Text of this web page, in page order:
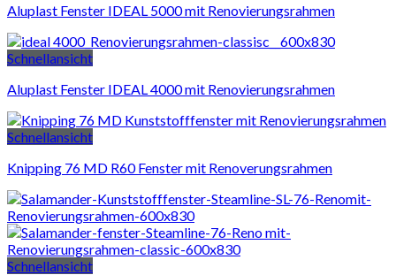
Aluplast Fenster IDEAL 5000 mit Renovierungsrahmen
Schnellansicht
Aluplast Fenster IDEAL 4000 mit Renovierungsrahmen
Schnellansicht
Knipping 76 MD R60 Fenster mit Renoverungsrahmen
Schnellansicht